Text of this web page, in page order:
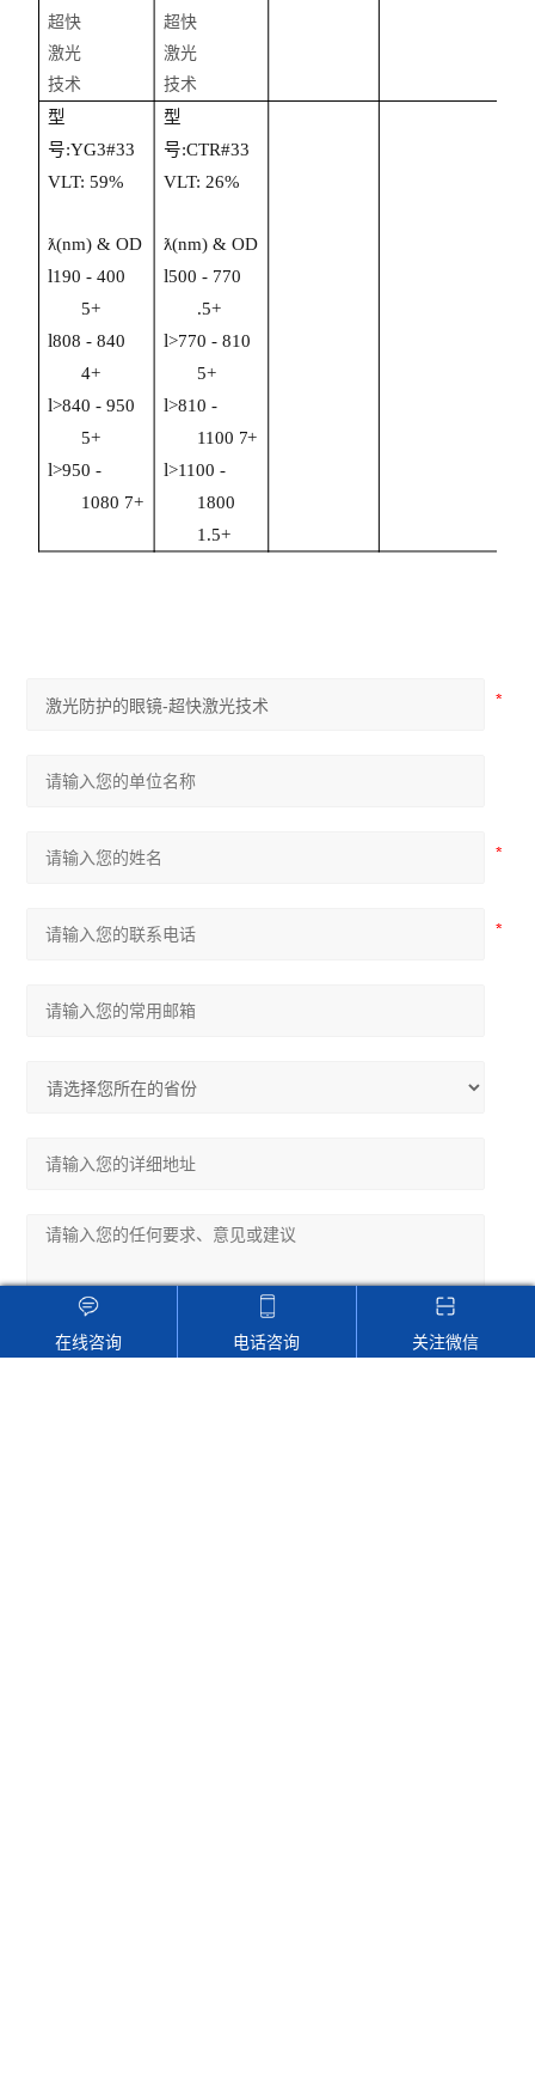
型
号:YG3#33
VLT:59%
ƛ(nm) & OD
l190 - 400
5+
l808 - 840
4+
l>840 - 950
5+
l>950 -
1080 7+
型
号:CTR#33
VLT: 26%
ƛ(nm) & OD
l500 - 770
.5+
l>770- 810
5+
l>810-
1100 7+
l>1100 -
1800
1.5+
在线咨询 电话咨询 关注微信